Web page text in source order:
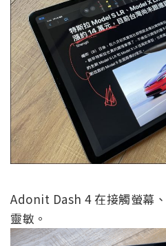
Adonit Dash 4 在接觸螢幕
靈敏。